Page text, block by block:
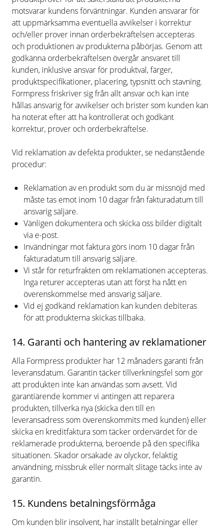
motsvarar kundens förväntningar. Kunden ansvarar för
att uppmärksamma eventuella avvikelser i korrektur
och/eller prover innan orderbekräftelsen accepteras
och produktionen av produkterna påbörjas. Genom att
godkänna orderbekräftelsen övergår ansvaret till
kunden, inklusive ansvar för produktval, färger,
produktspecifikationer, placering, typsnitt och stavning.
Formpress friskriver sig från allt ansvar och kan inte
hållas ansvarig för avvikelser och brister som kunden kan
ha noterat efter att ha kontrollerat och godkänt
korrektur, prover och orderbekräftelse.
Vid reklamation av defekta produkter, se nedanstående
procedur:
Reklamation av en produkt som du är missnöjd med
måste tas emot inom 10 dagar från fakturadatum till
ansvarig säljare.
Vänligen dokumentera och skicka oss bilder digitalt
via e-post.
Invändningar mot faktura görs inom 10 dagar från
fakturadatum till ansvarig säljare.
Vi står för returfrakten om reklamationen accepteras.
Inga returer accepteras utan att först ha nått en
överenskommelse med ansvarig säljare.
Vid ej godkänd reklamation kan kunden debiteras
för att produkterna skickas tillbaka.
14. Garanti och hantering av reklamationer
Alla Formpress produkter har 12 månaders garanti från
leveransdatum. Garantin täcker tillverkningsfel som gör
att produkten inte kan användas som avsett. Vid
garantiärende kommer vi antingen att reparera
produkten, tillverka nya (skicka den till en
leveransadress som överenskommits med kunden) eller
skicka en kreditfaktura som täcker ordervärdet för de
reklamerade produkterna, beroende på den specifika
situationen. Skador orsakade av olyckor, felaktig
användning, missbruk eller normalt slitage täcks inte av
garantin.
15. Kundens betalningsförmåga
Om kunden blir insolvent, har inställt betalningar eller